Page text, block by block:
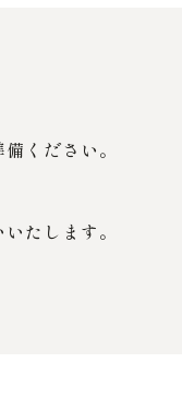
ください。
たします。